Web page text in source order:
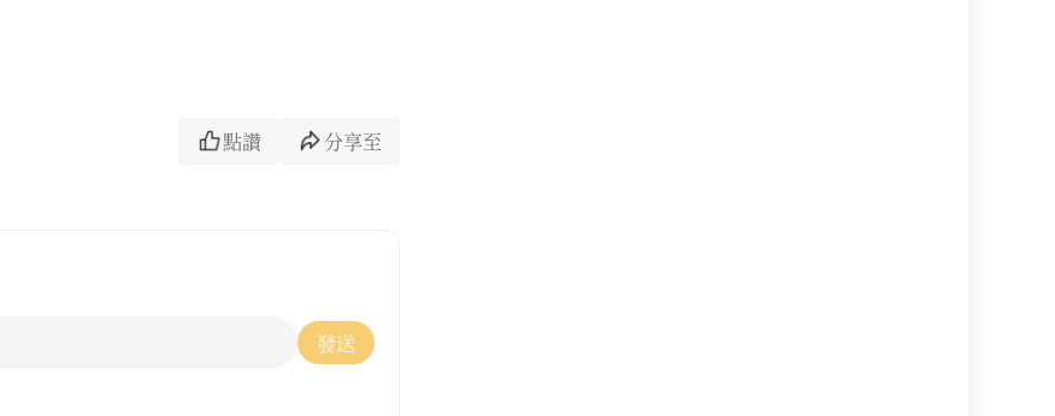
點讚 分享至
發送